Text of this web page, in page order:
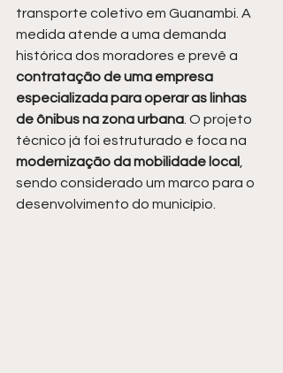
transporte coletivo em Guanambi. A
medida atende a uma demanda
histórica dos moradores e prevê a
contratação de uma empresa
especializada para operar as linhas
de ônibus na zona urbana . O projeto
técnico já foi estruturado e foca na
modernização da mobilidade local
sendo considerado um marco para o
desenvolvimento do município.